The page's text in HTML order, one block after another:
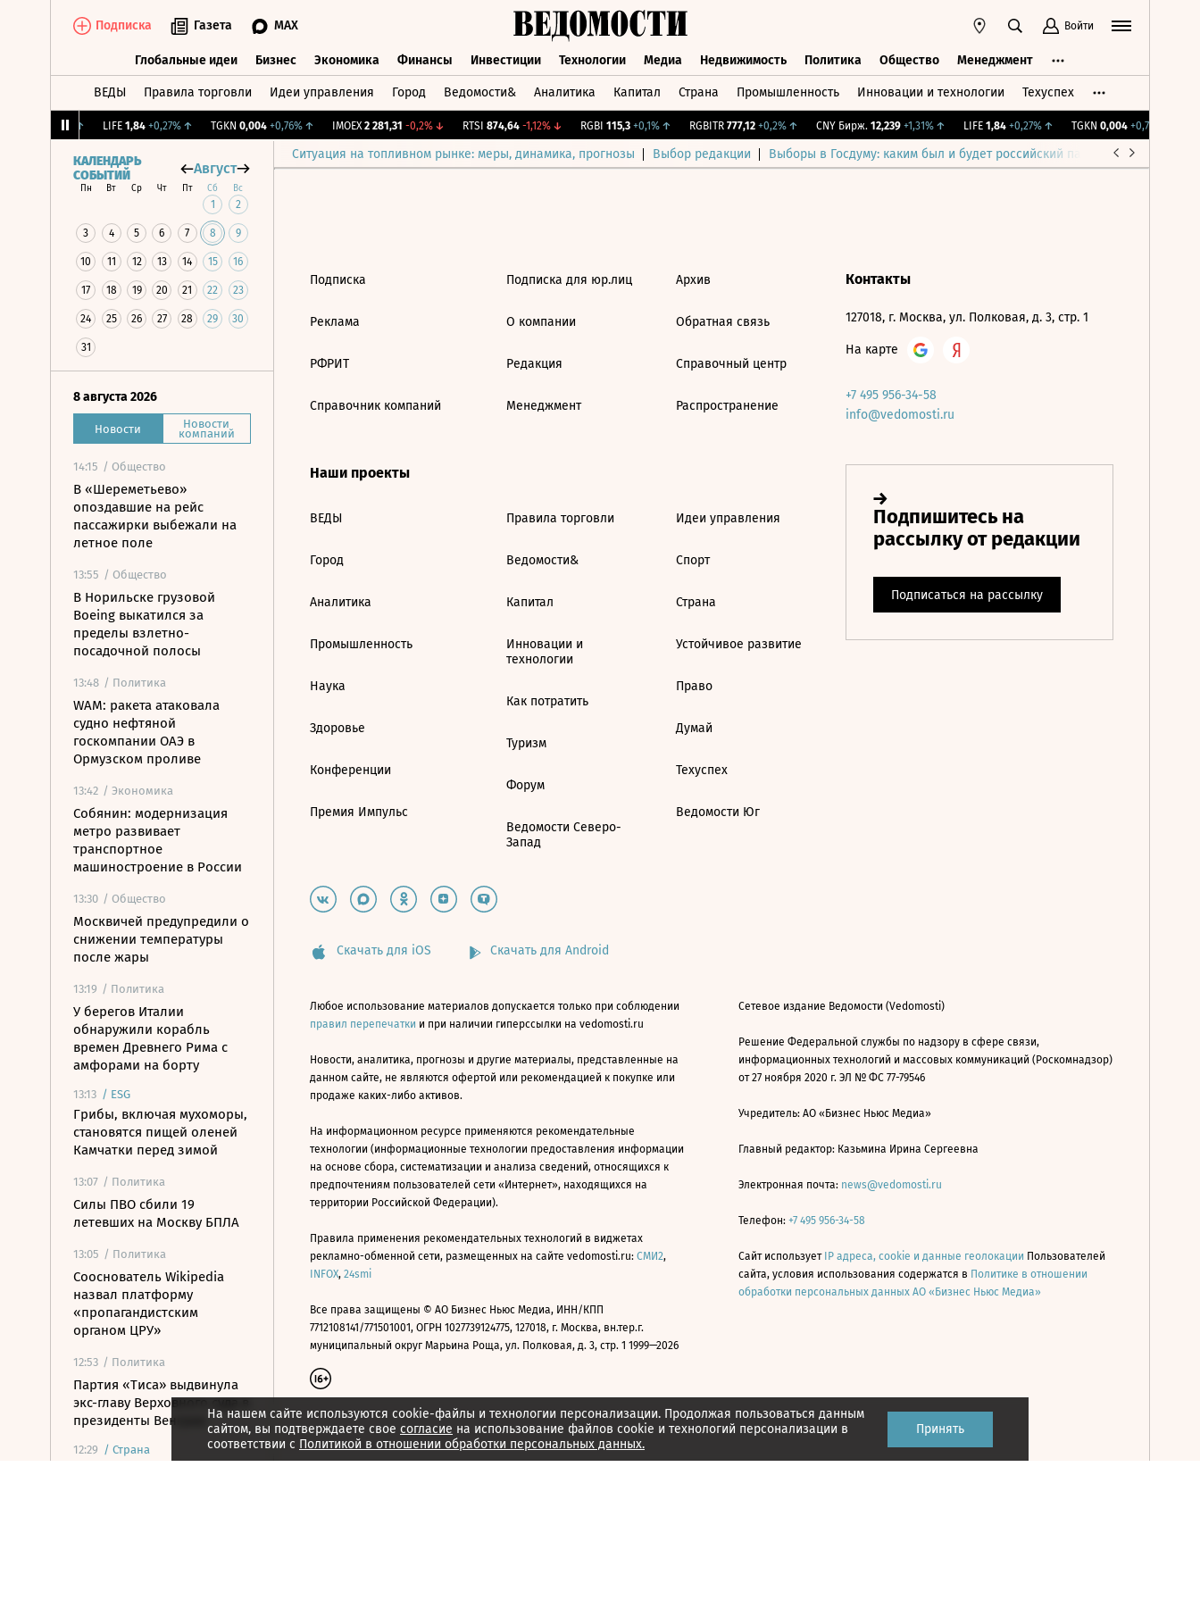
Подписка Газета MAX Войти
Глобальные идеи Бизнес Экономика Финансы Инвестиции Технологии Медиа Недвижимость Политика Общество Менеджмент
ВЕДЫ Правила торговли Идеи управления Город Ведомости& Аналитика Капитал Страна Промышленность Инновации и технологии Техуспех
LIFE 1,84 +0,27%↑ TGKN 0,004 +0,76%↑ IMOEX 2 281,31 -0,2%↓ RTSI 874,64 -1,12%↓ RGBI 115,3 +0,1%↑ RGBITR 777,12 +0,2%↑ CNY Бирж. 12,239 +1,31%↑ LIFE 1,84 +0,27%↑ TGKN 0,004 +0,76%
Ситуация на топливном рынке: меры, динамика, прогнозы Выбор редакции Выборы в Госдуму: каким был и будет российский парламент
КАЛЕНДАРЬ
СОБЫТИЙ
Август
Пн Вт Ср Чт Пт Сб Вс
1 2
3 4 5 6 7 8 9
10 11 12 13 14 15 16
17 18 19 20 21 22 23
24 25 26 27 28 29 30
31
8 августа 2026
Новости Новости
компаний
14:15 / Общество
В «Шереметьево»
опоздавшие на рейс
пассажирки выбежали на
летное поле
13:55 / Общество
В Норильске грузовой
Boeing выкатился за
пределы взлетно-
посадочной полосы
13:48 / Политика
WAM: ракета атаковала
судно нефтяной
госкомпании ОАЭ в
Ормузском проливе
13:42 / Экономика
Собянин: модернизация
метро развивает
транспортное
машиностроение в России
13:30 / Общество
Москвичей предупредили о
снижении температуры
после жары
13:19 / Политика
У берегов Италии
обнаружили корабль
времен Древнего Рима с
амфорами на борту
13:13 / ESG
Грибы, включая мухоморы,
становятся пищей оленей
Камчатки перед зимой
13:07 / Политика
Силы ПВО сбили 19
летевших на Москву БПЛА
13:05 / Политика
Сооснователь Wikipedia
назвал платформу
«пропагандистским
органом ЦРУ»
12:53 / Политика
Партия «Тиса» выдвинула
экс-главу Верховного суда в
президенты Венгрии
12:29 / Страна
На нашем сайте используются cookie-файлы и технологии персонализации. Продолжая пользоваться данным
сайтом, вы подтверждаете свое согласие на использование файлов cookie и технологий персонализации в
соответствии с Политикой в отношении обработки персональных данных.
Принять
Подписка
Реклама
РФРИТ
Справочник компаний
Подписка для юр.лиц
О компании
Редакция
Менеджмент
Архив
Обратная связь
Справочный центр
Распространение
Наши проекты
ВЕДЫ
Город
Аналитика
Промышленность
Наука
Здоровье
Конференции
Премия Импульс
Правила торговли
Ведомости&
Капитал
Инновации и
технологии
Как потратить
Туризм
Форум
Ведомости Северо-
Запад
Идеи управления
Спорт
Страна
Устойчивое развитие
Право
Думай
Техуспех
Ведомости Юг
Контакты
127018, г. Москва, ул. Полковая, д. 3, стр. 1
На карте
+7 495 956-34-58
info@vedomosti.ru
Скачать для iOS Скачать для Android
Любое использование материалов допускается только при соблюдении
правил перепечатки и при наличии гиперссылки на vedomosti.ru
Новости, аналитика, прогнозы и другие материалы, представленные на
данном сайте, не являются офертой или рекомендацией к покупке или
продаже каких-либо активов.
На информационном ресурсе применяются рекомендательные
технологии (информационные технологии предоставления информации
на основе сбора, систематизации и анализа сведений, относящихся к
предпочтениям пользователей сети «Интернет», находящихся на
территории Российской Федерации).
Правила применения рекомендательных технологий в виджетах
рекламно-обменной сети, размещенных на сайте vedomosti.ru: СМИ2,
INFOX, 24smi
Все права защищены © АО Бизнес Ньюс Медиа, ИНН/КПП
7712108141/771501001, ОГРН 1027739124775, 127018, г. Москва, вн.тер.г.
муниципальный округ Марьина Роща, ул. Полковая, д. 3, стр. 1 1999—2026
Сетевое издание Ведомости (Vedomosti)
Решение Федеральной службы по надзору в сфере связи,
информационных технологий и массовых коммуникаций (Роскомнадзор)
от 27 ноября 2020 г. ЭЛ № ФС 77-79546
Учредитель: АО «Бизнес Ньюс Медиа»
Главный редактор: Казьмина Ирина Сергеевна
Электронная почта: news@vedomosti.ru
Телефон: +7 495 956-34-58
Сайт использует IP адреса, cookie и данные геолокации Пользователей
сайта, условия использования содержатся в Политике в отношении
обработки персональных данных АО «Бизнес Ньюс Медиа»